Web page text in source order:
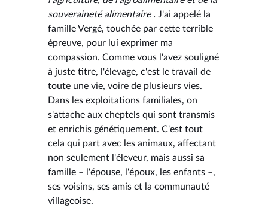
souveraineté alimentaire . J'ai appelé la
famille Vergé, touchée par cette terrible
épreuve, pour lui exprimer ma
compassion. Comme vous l'avez souligné
à juste titre, l'élevage, c'est le travail de
toute une vie, voire de plusieurs vies.
Dans les exploitations familiales, on
s'attache aux cheptels qui sont transmis
et enrichis génétiquement. C'est tout
cela qui part avec les animaux, affectant
non seulement l'éleveur, mais aussi sa
famille – l'épouse, l'époux, les enfants –,
ses voisins, ses amis et la communauté
villageoise.